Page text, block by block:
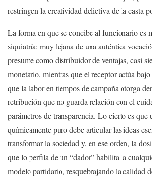
restringen la creatividad delictiva de la casta
La forma en que se concibe al funcionario es
siquiatría: muy lejana de una auténtica
presume como distribuidor de ventajas, casi
monetario, mientras que el receptor actúa
que la labor en tiempos de campaña otorga
retribución que no guarda relación con el
parámetros de transparencia. Lo cierto es que
químicamente puro debe articular las ideas
transformar la sociedad y, en ese orden, la
que lo perfila de un “dador” habilita la
modelo partidario, resquebrajando la calidad